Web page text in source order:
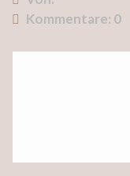
Kommentare: 0